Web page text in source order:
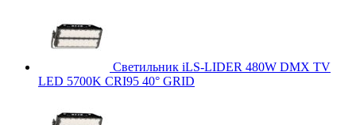
Светильник iLS-LIDER 480W DMX TV
LED 5700K CRI95 40° GRID